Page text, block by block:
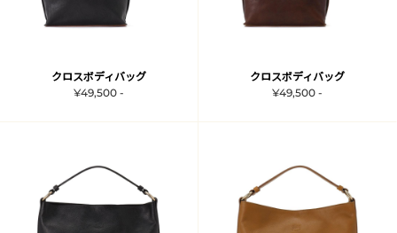
クロスボディバッグ
¥49,500 -
クロスボディバッグ
¥49,500 -